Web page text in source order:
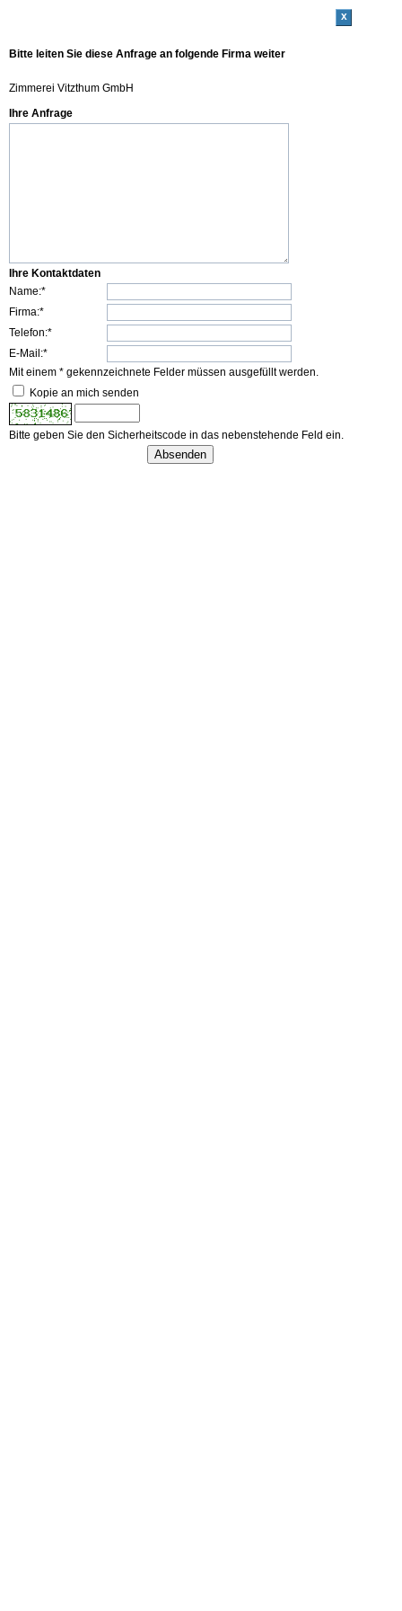
x
Bitte leiten Sie diese Anfrage an folgende Firma weiter
Zimmerei Vitzthum GmbH
Ihre Anfrage
Ihre Kontaktdaten
Name:*
Firma:*
Telefon:*
E-Mail:*
Mit einem * gekennzeichnete Felder müssen ausgefüllt werden.
Kopie an mich senden
Bitte geben Sie den Sicherheitscode in das nebenstehende Feld ein.